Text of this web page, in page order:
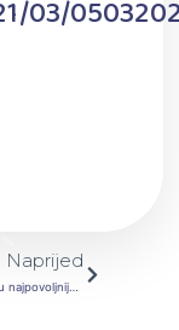
03/
Naprijed
1-Odluka o izboru najpovoljnijeg ponuđača LOT 4